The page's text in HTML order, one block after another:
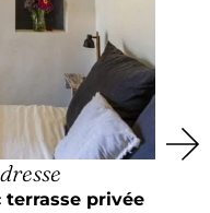
terrasse privée